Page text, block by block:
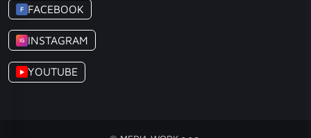
F FACEBOOK
IG INSTAGRAM
▶ YOUTUBE